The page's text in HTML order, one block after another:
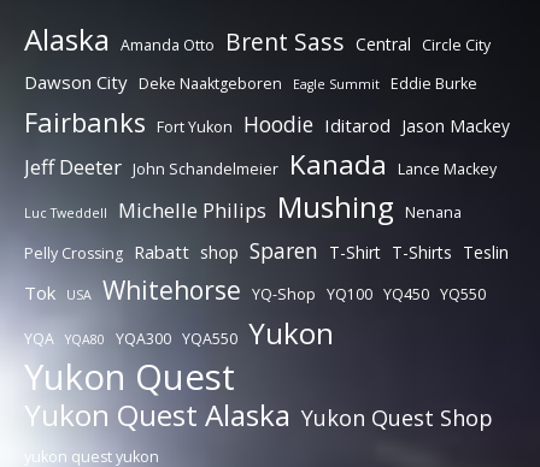
Alaska Amanda Otto Brent Sass Central Circle City
Dawson City Deke Naaktgeboren Eagle Summit Eddie Burke
Fairbanks Fort Yukon Hoodie Iditarod Jason Mackey
Jeff Deeter John Schandelmeier Kanada Lance Mackey
Luc Tweddell Michelle Philips Mushing Nenana
Pelly Crossing Rabatt shop Sparen T-Shirt T-Shirts Teslin
Tok USA Whitehorse YQ-Shop YQ100 YQ450 YQ550
YQA YQA80 YQA300 YQA550 Yukon
Yukon Quest
Yukon Quest Alaska Yukon Quest Shop
yukon quest yukon